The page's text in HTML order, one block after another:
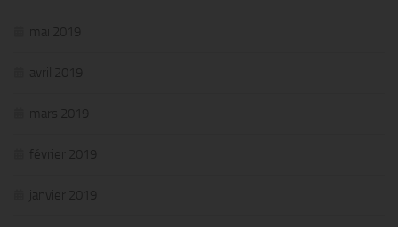
mai 2019
avril 2019
mars 2019
février 2019
janvier 2019